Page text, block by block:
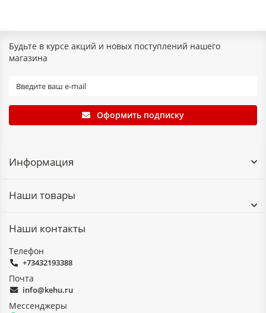
Будьте в курсе акций и новых поступлений нашего
магазина
Оформить подписку
Информация
Наши товары
Наши контакты
Телефон
+73432193388
Почта
info@kehu.ru
Мессенджеры